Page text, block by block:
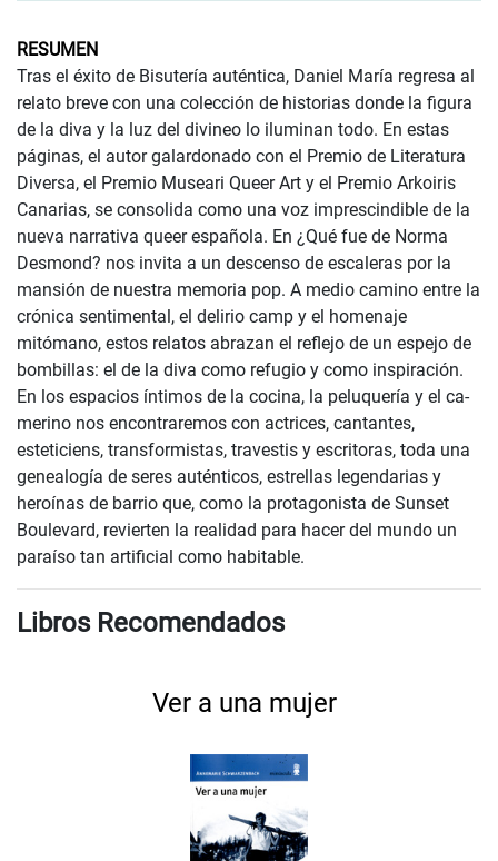
RESUMEN
Tras el éxito de Bisutería auténtica, Daniel María regresa al
relato breve con una colección de historias donde la figura
de la diva y la luz del divineo lo iluminan todo. En estas
páginas, el autor galardonado con el Premio de Literatura
Diversa, el Premio Museari Queer Art y el Premio Arkoiris
Canarias, se consolida como una voz imprescindible de la
nueva narrativa queer española. En ¿Qué fue de Norma
Desmond? nos invita a un descenso de escaleras por la
mansión de nuestra memoria pop. A medio camino entre la
crónica sentimental, el delirio camp y el homenaje
mitómano, estos relatos abrazan el reflejo de un espejo de
bombillas: el de la diva como refugio y como inspiración.
En los espacios íntimos de la cocina, la peluquería y el ca-
merino nos encontraremos con actrices, cantantes,
esteticiens, transformistas, travestis y escritoras, toda una
genealogía de seres auténticos, estrellas legendarias y
heroínas de barrio que, como la protagonista de Sunset
Boulevard, revierten la realidad para hacer del mundo un
paraíso tan artificial como habitable.
Libros Recomendados
Ver a una mujer